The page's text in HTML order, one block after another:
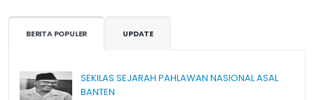
BERITA POPULER UPDATE
SEKILAS SEJARAH PAHLAWAN NASIONAL ASAL
BANTEN